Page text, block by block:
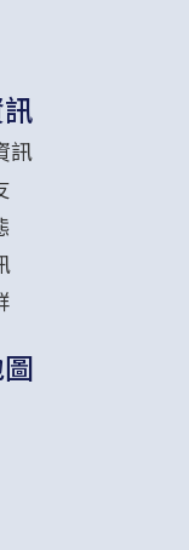
訊